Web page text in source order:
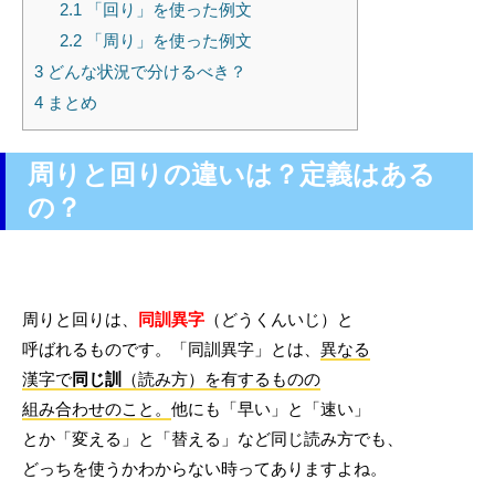
2.1 「回り」を使った例文
2.2「周り」を使った例文
3 どんな状況で分けるべき？
4 まとめ
周りと回りの違いは？定義はある
の？
周りと回りは、 同訓異字 （どうくんいじ）と
呼ばれるものです。「同訓異字」とは、 異なる
漢字で同じ訓
（読み方）を有するものの
組み合わせのこと。 他にも「早い」と「速い」
とか「変える」と「替える」など同じ読み方でも、
どっちを使うかわからない時ってありますよね。